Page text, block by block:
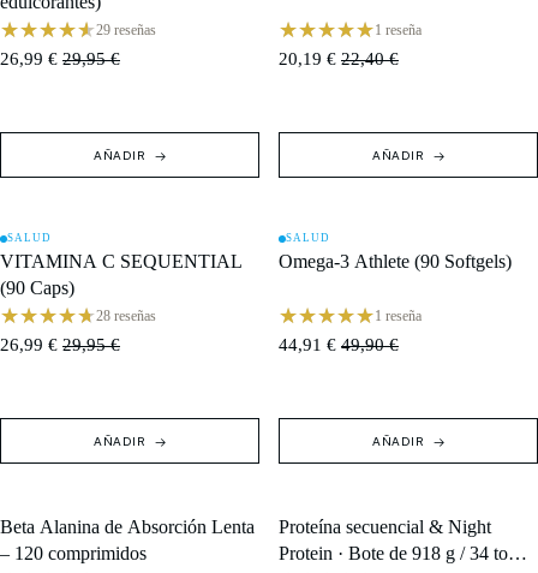
29 reseñas
26,99 € 29,95 €
AÑADIR
1 reseña
20,19 € 22,40 €
AÑADIR
OFERTA
SALUD
VITAMINA C SEQUENTIAL
(90 Caps)
28 reseñas
26,99 € 29,95 €
AÑADIR
OFERTA
SALUD
Omega-3 Athlete (90 Softgels)
1 reseña
44,91 € 49,90 €
AÑADIR
OFERTA
Beta Alanina de Absorción Lenta
– 120 comprimidos
AGOTADO
Proteína secuencial & Night
Protein · Bote de 918 g / 34 tomas